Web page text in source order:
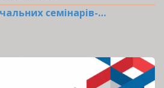
семінарів-…